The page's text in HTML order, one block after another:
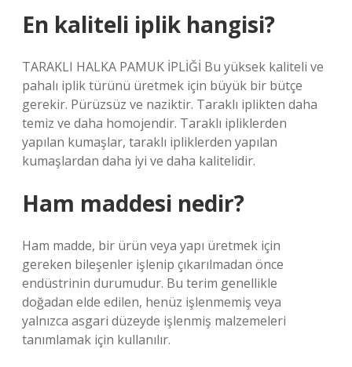
En kaliteli iplik hangisi?
TARAKLI HALKA PAMUK İPLİĞİ Bu yüksek kaliteli ve
pahalı iplik türünü üretmek için büyük bir bütçe
gerekir. Pürüzsüz ve naziktir. Taraklı iplikten daha
temiz ve daha homojendir. Taraklı ipliklerden
yapılan kumaşlar, taraklı ipliklerden yapılan
kumaşlardan daha iyi ve daha kalitelidir.
Ham maddesi nedir?
Ham madde, bir ürün veya yapı üretmek için
gereken bileşenler işlenip çıkarılmadan önce
endüstrinin durumudur. Bu terim genellikle
doğadan elde edilen, henüz işlenmemiş veya
yalnızca asgari düzeyde işlenmiş malzemeleri
tanımlamak için kullanılır.